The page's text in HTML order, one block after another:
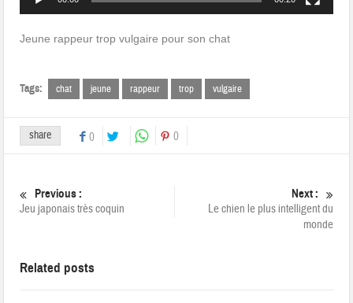
Jeune rappeur trop vulgaire pour son chat
Tags: chat jeune rappeur trop vulgaire
share 0 0
Previous :
Jeu japonais très coquin
Next :
Le chien le plus intelligent du
monde
Related posts